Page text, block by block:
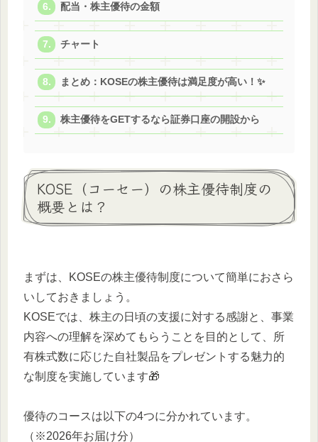
配当・株主優待の金額
チャート
まとめ：KOSEの株主優待は満足度が高い！✨
株主優待をGETするなら証券口座の開設から
KOSE（コーセー）の株主優待制度の
概要とは？
まずは、KOSEの株主優待制度について簡単におさら
いしておきましょう。
KOSEでは、株主の日頃の支援に対する感謝と、事業
内容への理解を深めてもらうことを目的として、所
有株式数に応じた自社製品をプレゼントする魅力的
な制度を実施しています🎁
優待のコースは以下の4つに分かれています。
（※2026年お届け分）